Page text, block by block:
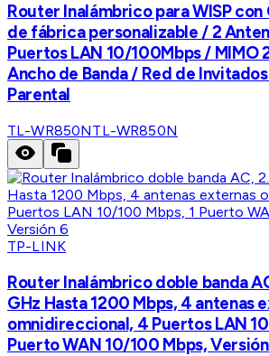
Router Inalámbrico para WISP
de fábrica personalizable / 2
Puertos LAN 10/100Mbps / MIMO
Ancho de Banda / Red de
Parental
TL-WR850NTL-WR850N
TP-LINK
Router Inalámbrico doble banda
GHz Hasta 1200 Mbps, 4 antenas
omnidireccional, 4 Puertos LAN
Puerto WAN 10/100 Mbps,